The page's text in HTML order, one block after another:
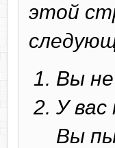
этой
Вы
У
Вы